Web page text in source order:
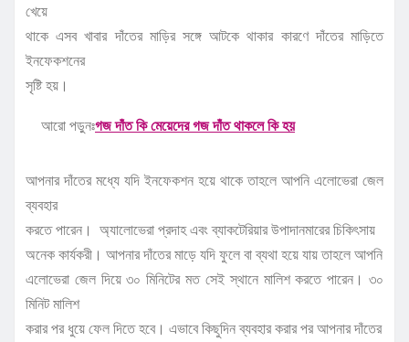
খেয়ে
থাকে এসব খাবার দাঁতের মাড়ির সঙ্গে আটকে থাকার কারণে দাঁতের মাড়িতে
ইনফেকশনের
সৃষ্টি হয়।
আরো পড়ুনঃগজ দাঁত কি মেয়েদের গজ দাঁত থাকলে কি হয়
আপনার দাঁতের মধ্যে যদি ইনফেকশন হয়ে থাকে তাহলে আপনি এলোভেরা জেল
ব্যবহার
করতে পারেন। অ্যালোভেরা প্রদাহ এবং ব্যাকটেরিয়ার উপাদানমারের চিকিৎসায়
অনেক কার্যকরী। আপনার দাঁতের মাড়ে যদি ফুলে বা ব্যথা হয়ে যায় তাহলে আপনি
এলোভেরা জেল দিয়ে ৩০ মিনিটের মত সেই স্থানে মালিশ করতে পারেন। ৩০
মিনিট মালিশ
করার পর ধুয়ে ফেল দিতে হবে। এভাবে কিছুদিন ব্যবহার করার পর আপনার দাঁতের